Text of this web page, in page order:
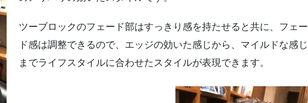
ツーブロックのフェード部はすっきり感を持たせると共に、フェー
ド感は調整できるので、エッジの効いた感じから、マイルドな感じ
までライフスタイルに合わせたスタイルが表現できます。